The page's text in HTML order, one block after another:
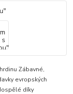
Zábavné,
evropských
díky